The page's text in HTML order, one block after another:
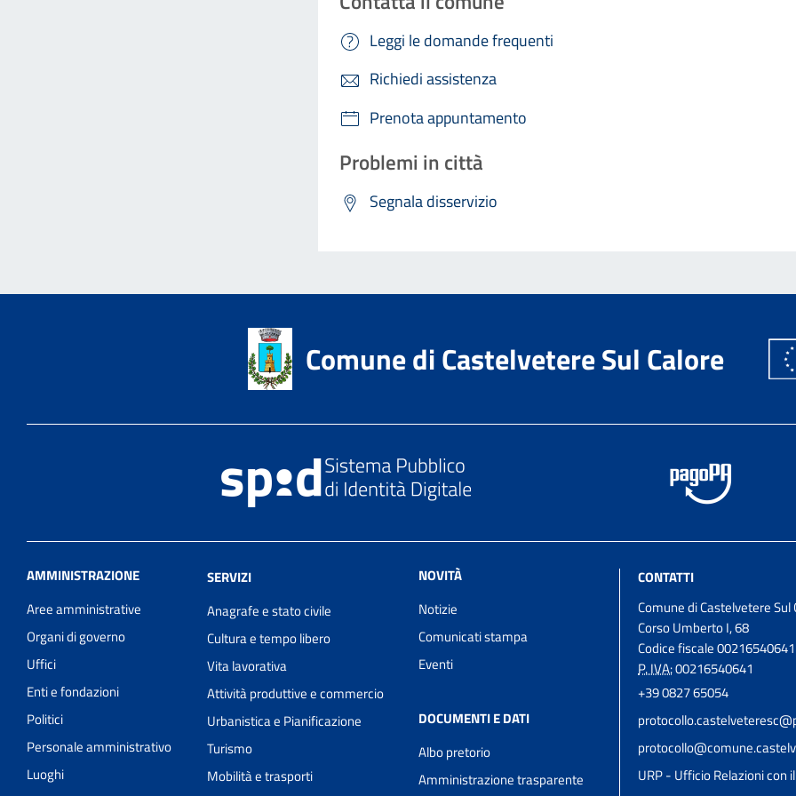
Leggi le domande frequenti
Richiedi assistenza
Prenota appuntamento
Problemi in città
Segnala disservizio
Comune di Castelvetere Sul Calore
AMMINISTRAZIONE
Aree amministrative
Organi di governo
Uffici
Enti e fondazioni
Politici
Personale amministrativo
Luoghi
SERVIZI
Anagrafe e stato civile
Cultura e tempo libero
Vita lavorativa
Attività produttive e commercio
Urbanistica e Pianificazione
Turismo
Mobilità e trasporti
NOVITÀ
Notizie
Comunicati stampa
Eventi
DOCUMENTI E DATI
Albo pretorio
Amministrazione trasparente
CONTATTI
Comune di Castelvetere Sul
Corso Umberto I, 68
Codice fiscale 00216540641
P. IVA:00216540641
+39 0827 65054
URP - Ufficio Relazioni con